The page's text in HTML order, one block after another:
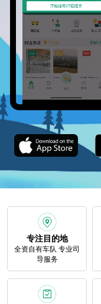
专注目的地
全资自有车队 专业司
导服务